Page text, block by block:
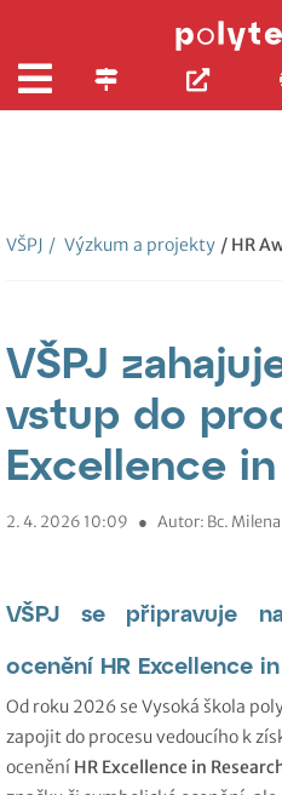
VŠPJ / Výzkum a projekty / HR
VŠPJ
vstup do
Excellence
2. 4. 2026 10:09 ● Autor: Bc.
VŠPJ se připravuje
ocenění HR Excellence
Od roku 2026 se Vysoká škola
zapojit do procesu vedoucího k
ocenění HR Excellence in